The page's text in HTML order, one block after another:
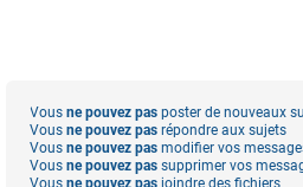
Vous ne pouvez pas poster de nouveaux
Vous ne pouvez pas répondre aux sujets
Vous ne pouvez pas modifier vos
Vous ne pouvez pas supprimer vos